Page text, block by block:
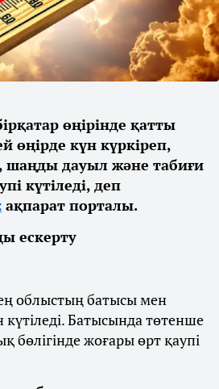
өңірінде қатты
өңірде күн күркіреп,
шаңды дауыл және табиғи
күтіледі, деп
ақпарат порталы.
ескерту
облыстың батысы мен
күтіледі. Батысында төтенше
бөлігінде жоғары өрт қаупі